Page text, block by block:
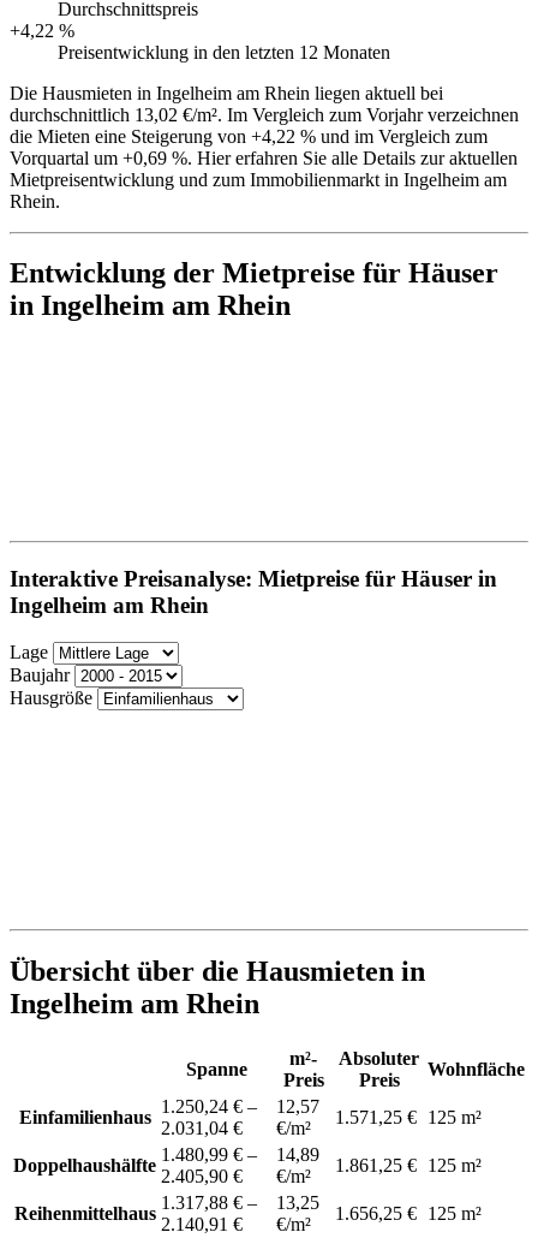
Durchschnittspreis
+4,22 %
Preisentwicklung in den letzten 12 Monaten
Die Hausmieten in Ingelheim am Rhein liegen aktuell bei
durchschnittlich 13,02 €/m². Im Vergleich zum Vorjahr verzeichnen
die Mieten eine Steigerung von +4,22 % und im Vergleich zum
Vorquartal um +0,69 %. Hier erfahren Sie alle Details zur aktuellen
Mietpreisentwicklung und zum Immobilienmarkt in Ingelheim am
Rhein.
Entwicklung der Mietpreise für Häuser
in Ingelheim am Rhein
Interaktive Preisanalyse: Mietpreise für Häuser in
Ingelheim am Rhein
Lage
Baujahr
Hausgröße
Übersicht über die Hausmieten in
Ingelheim am Rhein
Spanne
m²-
Preis
Absoluter
Preis
Wohnfläche
Einfamilienhaus
1.250,24 € –
2.031,04 €
12,57
€/m²
1.571,25 € 125 m²
Doppelhaushälfte
1.480,99 € –
2.405,90 €
14,89
€/m²
1.861,25 € 125 m²
Reihenmittelhaus
1.317,88 € –
2.140,91 €
13,25
€/m²
1.656,25 € 125 m²